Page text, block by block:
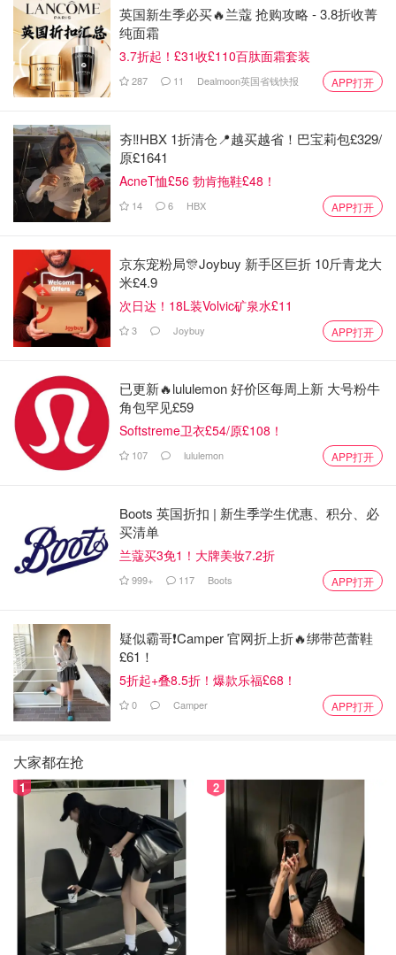
英国新生季必买🔥兰蔻 抢购攻略 - 3.8折收菁
纯面霜
3.7折起！£31收£110百肽面霜套装
287 11 Dealmoon英国省钱快报 APP打开
夯‼️HBX 1折清仓📍越买越省！巴宝莉包£329/
原£1641
AcneT恤£56 勃肯拖鞋£48！
14 6 HBX APP打开
京东宠粉局🎊Joybuy 新手区巨折 10斤青龙大
米£4.9
次日达！18L装Volvic矿泉水£11
3 Joybuy APP打开
已更新🔥lululemon 好价区每周上新 大号粉牛
角包罕见£59
Softstreme卫衣£54/原£108！
107 lululemon APP打开
Boots 英国折扣 | 新生季学生优惠、积分、必
买清单
兰蔻买3免1！大牌美妆7.2折
999+ 117 Boots APP打开
疑似霸哥❗️Camper 官网折上折🔥绑带芭蕾鞋
£61！
5折起+叠8.5折！爆款乐福£68！
0 Camper APP打开
大家都在抢
1 2